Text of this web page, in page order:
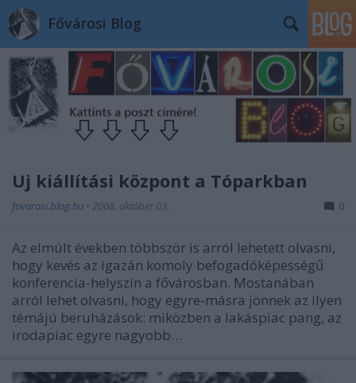
Fővárosi Blog
Új kiállítási központ a Tóparkban
fovarosi.blog.hu • 2008. október 03. 0
Az elmúlt években többször is arról lehetett olvasni,
hogy kevés az igazán komoly befogadóképességű
konferencia-helyszín a fővárosban. Mostanában
arról lehet olvasni, hogy egyre-másra jönnek az ilyen
témájú beruházások: miközben a lakáspiac pang, az
irodapiac egyre nagyobb…